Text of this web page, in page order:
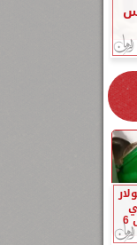
أغسطس
مصر اليوم الخميس 6